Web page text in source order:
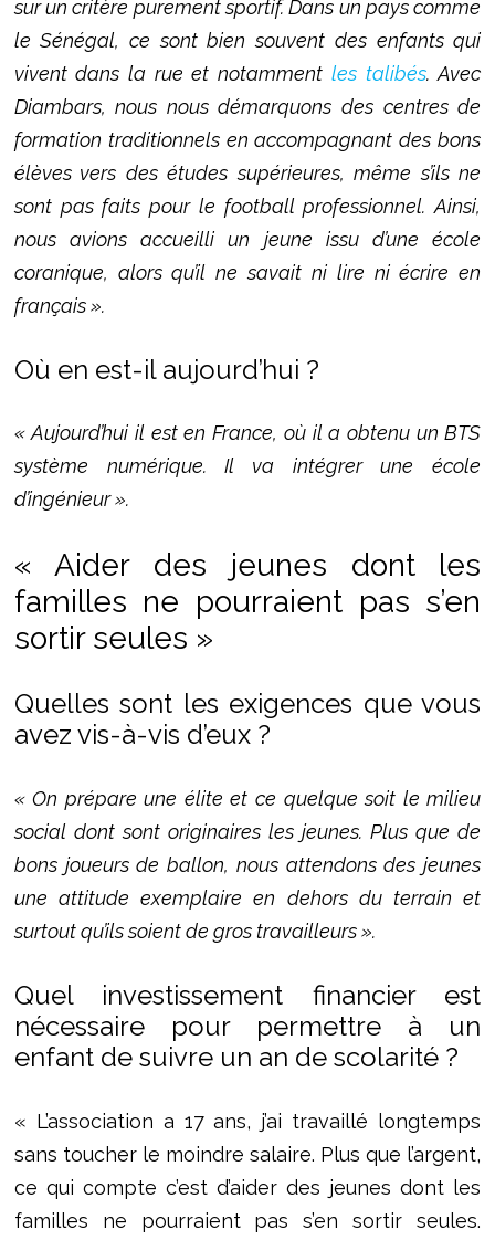
sur un critère purement sportif. Dans un pays comme
le Sénégal, ce sont bien souvent des enfants qui
vivent dans la rue et notamment les talibés. Avec
Diambars, nous nous démarquons des centres de
formation traditionnels en accompagnant des bons
élèves vers des études supérieures, même s’ils ne
sont pas faits pour le football professionnel. Ainsi,
nous avions accueilli un jeune issu d’une école
coranique, alors qu’il ne savait ni lire ni écrire en
français ».
Où en est-il aujourd’hui ?
« Aujourd’hui il est en France, où il a obtenu un BTS
système numérique. Il va intégrer une école
d’ingénieur ».
« Aider des jeunes dont les
familles ne pourraient pas s’en
sortir seules »
Quelles sont les exigences que vous
avez vis-à-vis d’eux ?
« On prépare une élite et ce quelque soit le milieu
social dont sont originaires les jeunes. Plus que de
bons joueurs de ballon, nous attendons des jeunes
une attitude exemplaire en dehors du terrain et
surtout qu’ils soient de gros travailleurs ».
Quel investissement financier est
nécessaire pour permettre à un
enfant de suivre un an de scolarité ?
« L’association a 17 ans, j’ai travaillé longtemps
sans toucher le moindre salaire. Plus que l’argent,
ce qui compte c’est d’aider des jeunes dont les
familles ne pourraient pas s’en sortir seules.